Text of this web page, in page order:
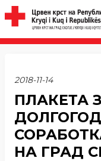
2018-11-14
ПЛАКЕТА
НА ГРАД